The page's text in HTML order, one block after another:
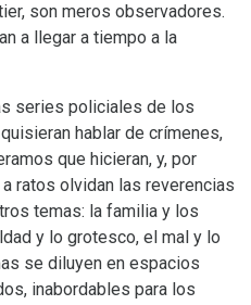
son meros observadores.
a llegar a tiempo a la
series policiales de los
hablar de crímenes,
que hicieran, y, por
ratos olvidan las reverencias
temas: la familia y los
y lo grotesco, el mal y lo
se diluyen en espacios
inabordables para los